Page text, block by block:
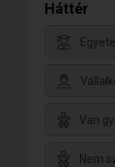
Háttér
Van
Nem